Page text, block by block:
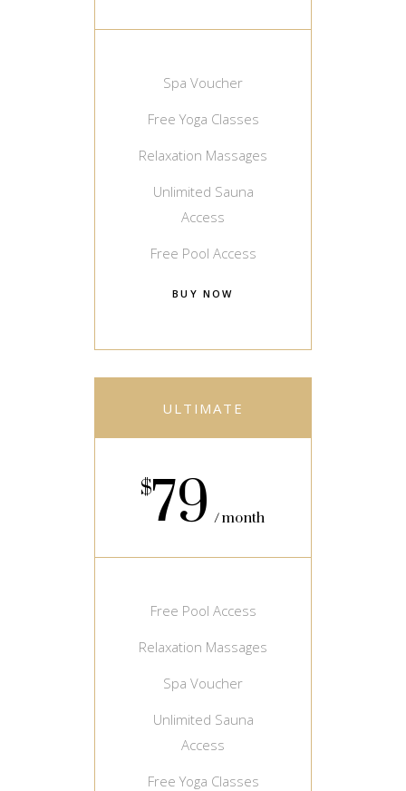
Spa Voucher
Free Yoga Classes
Relaxation Massages
Unlimited Sauna
Access
Free Pool Access
BUY NOW
ULTIMATE
$79 month
Free Pool Access
Relaxation Massages
Spa Voucher
Unlimited Sauna
Access
Free Yoga Classes